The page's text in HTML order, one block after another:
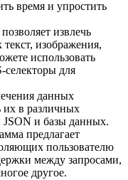
время и упростить
извлечь
изображения,
использовать
для
данных
их в различных
JSON и базы данных.
предлагает
пользователю
между запросами,
другое.